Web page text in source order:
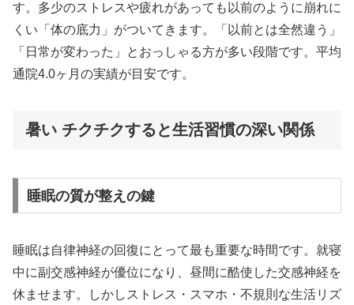
す。多少のストレスや疲れがあっても以前のように崩れに
くい「体の底力」がついてきます。「以前とは全然違う」
「日常が変わった」とおっしゃる方が多い段階です。平均
通院4.0ヶ月の実績が目安です。
暑い チクチクすると生活習慣の深い関係
睡眠の質が整えの鍵
睡眠は自律神経の回復にとって最も重要な時間です。就寝
中に副交感神経が優位になり、昼間に酷使した交感神経を
休ませます。しかしストレス・スマホ・不規則な生活リズ